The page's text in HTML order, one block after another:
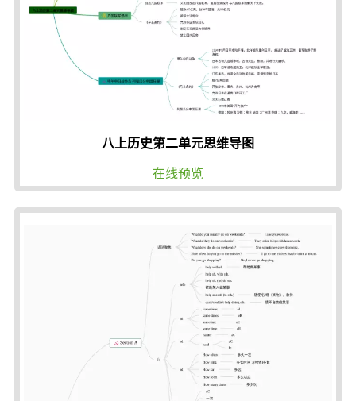
八上历史第二单元思维导图
在线预览